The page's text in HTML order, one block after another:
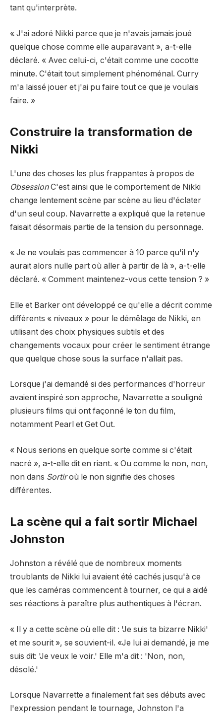
tant qu'interprète.
« J'ai adoré Nikki parce que je n'avais jamais joué
quelque chose comme elle auparavant », a-t-elle
déclaré. « Avec celui-ci, c'était comme une cocotte
minute. C'était tout simplement phénoménal. Curry
m'a laissé jouer et j'ai pu faire tout ce que je voulais
faire. »
Construire la transformation de
Nikki
L'une des choses les plus frappantes à propos de
ObsessionC'est ainsi que le comportement de Nikki
change lentement scène par scène au lieu d'éclater
d'un seul coup. Navarrette a expliqué que la retenue
faisait désormais partie de la tension du personnage.
« Je ne voulais pas commencer à 10 parce qu'il n'y
aurait alors nulle part où aller à partir de là », a-t-elle
déclaré. « Comment maintenez-vous cette tension ? »
Elle et Barker ont développé ce qu'elle a décrit comme
différents « niveaux » pour le démêlage de Nikki, en
utilisant des choix physiques subtils et des
changements vocaux pour créer le sentiment étrange
que quelque chose sous la surface n'allait pas.
Lorsque j'ai demandé si des performances d'horreur
avaient inspiré son approche, Navarrette a souligné
plusieurs films qui ont façonné le ton du film,
notamment Pearl et Get Out.
« Nous serions en quelque sorte comme si c'était
nacré », a-t-elle dit en riant. « Ou comme le non, non,
non dans Sortiroù le non signifie des choses
différentes.
La scène qui a fait sortir Michael
Johnston
Johnston a révélé que de nombreux moments
troublants de Nikki lui avaient été cachés jusqu'à ce
que les caméras commencent à tourner, ce qui a aidé
ses réactions à paraître plus authentiques à l'écran.
« Il y a cette scène où elle dit : 'Je suis ta bizarre Nikki'
et me sourit », se souvient-il. «Je lui ai demandé, je me
suis dit: 'Je veux le voir.' Elle m'a dit : 'Non, non,
désolé.'
Lorsque Navarrette a finalement fait ses débuts avec
l'expression pendant le tournage, Johnston l'a